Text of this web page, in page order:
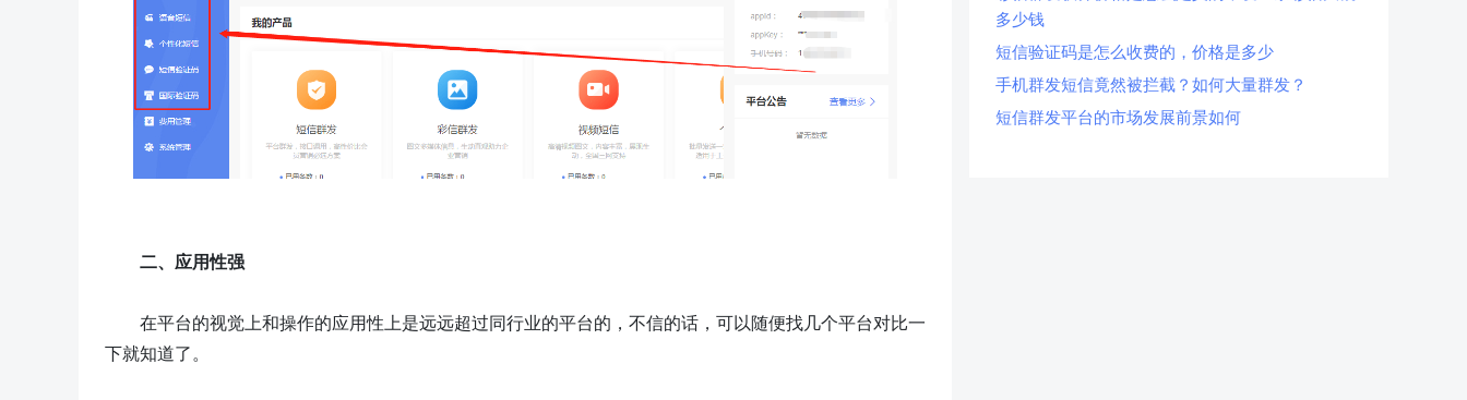
二、应用性强
在平台的视觉上和操作的应用性上是远远超过同行业的平台的，不信的话，可以随便找几个平台对比一
下就知道了。
多少钱
短信验证码是怎么收费的，价格是多少
手机群发短信竟然被拦截？如何大量群发？
短信群发平台的市场发展前景如何